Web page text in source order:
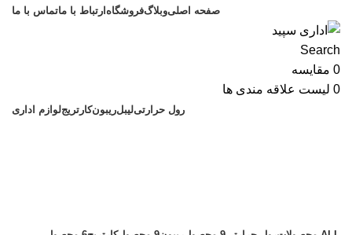
صفحه اصلیوبلاگفروشگاه ارتباط با ماتماس با ما
Search
0 مقایسه
0 لیست علاقه مندی ها
رول حرارتیلیبلریبونکارتریجلوازم اداری